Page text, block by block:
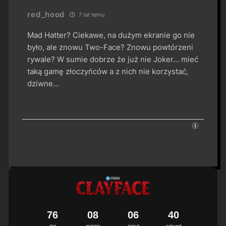
red_hood 7 lat temu
Mad Hatter? Ciekawe, na dużym ekranie go nie
było, ale znowu Two-Face? Znowu powtórzeni
rywale? W sumie dobrze że już nie Joker… mieć
taką gamę złoczyńców a z nich nie korzystać,
dziwne…
76 08 06 3
49
0